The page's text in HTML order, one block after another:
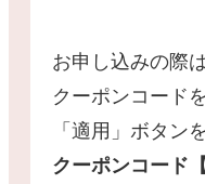
お申し込みの際は
クーポンコード
「適用」ボタン
クーポンコード【